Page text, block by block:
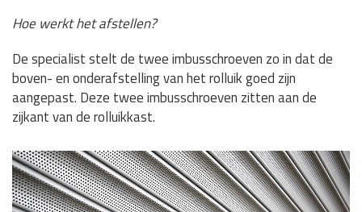
Hoe werkt het afstellen?
De specialist stelt de twee imbusschroeven zo in dat de
boven- en onderafstelling van het rolluik goed zijn
aangepast. Deze twee imbusschroeven zitten aan de
zijkant van de rolluikkast.